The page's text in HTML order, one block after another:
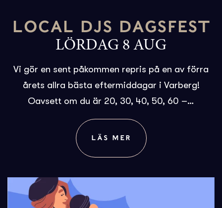
LOCAL DJS DAGSFEST
LÖRDAG 8 AUG
Vi gör en sent påkommen repris på en av förra
årets allra bästa eftermiddagar i Varberg!
Oavsett om du är 20, 30, 40, 50, 60 –…
LÄS MER